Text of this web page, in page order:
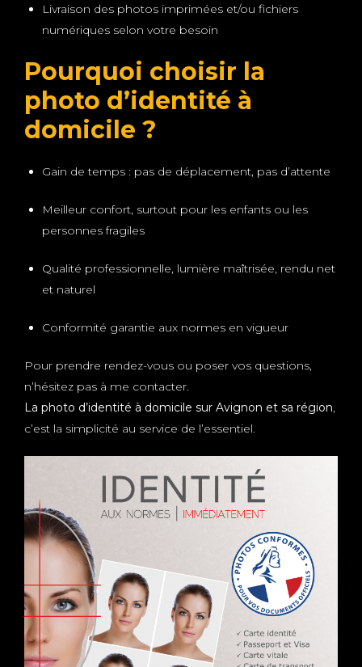
Livraison des photos imprimées et/ou fichiers
numériques selon votre besoin
Pourquoi choisir la
photo d’identité à
domicile ?
Gain de temps : pas de déplacement, pas d’attente
Meilleur confort, surtout pour les enfants ou les
personnes fragiles
Qualité professionnelle, lumière maîtrisée, rendu net
et naturel
Conformité garantie aux normes en vigueur
Pour prendre rendez-vous ou poser vos questions,
n’hésitez pas à me contacter.
La photo d’identité à domicile sur Avignon et sa région,
c’est la simplicité au service de l’essentiel.